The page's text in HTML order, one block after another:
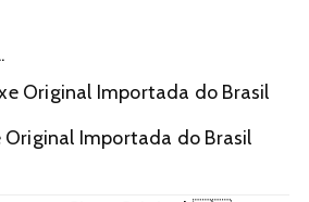
Original Importada do Brasil